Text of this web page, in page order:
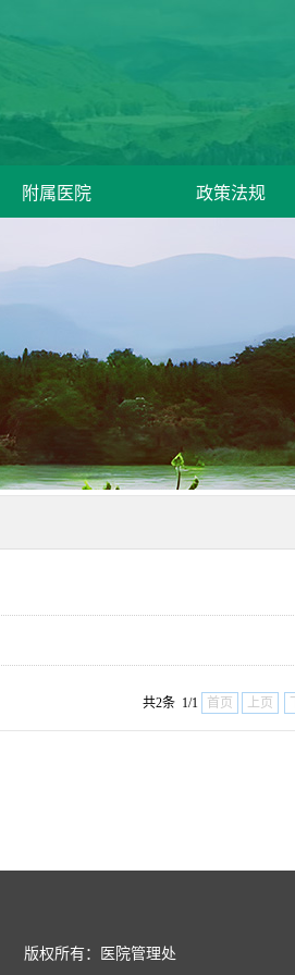
附属医院 政策法规
共2条 1/1 首页 上页
版权所有：医院管理处